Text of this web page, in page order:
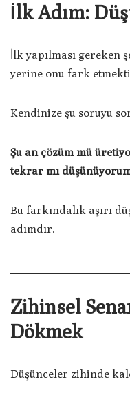
İlk Adım:
İlk yapılması gereken
yerine onu fark
Kendinize şu soruyu
Şu an çözüm mü
tekrar mı
Bu farkındalık aşırı
adımdır.
Zihinsel
Dökmek
Düşünceler zihinde